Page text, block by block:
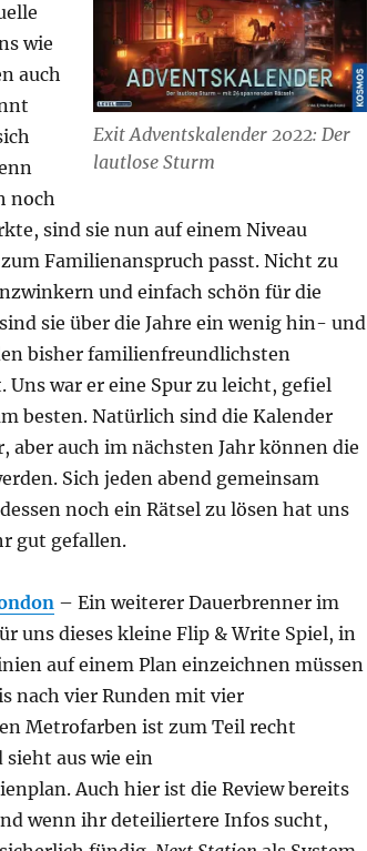
Exit Adventskalender 2022: Der
lautlose Sturm
wie
auch
noch
sind sie nun auf einem Niveau
Familienanspruch passt. Nicht zu
und einfach schön für die
sie über die Jahre ein wenig hin- und
bisher familienfreundlichsten
war er eine Spur zu leicht, gefiel
besten. Natürlich sind die Kalender
auch im nächsten Jahr können die
Sich jeden abend gemeinsam
noch ein Rätsel zu lösen hat uns
gut gefallen.
– Ein weiterer Dauerbrenner im
uns dieses kleine Flip & Write Spiel, in
auf einem Plan einzeichnen müssen
nach vier Runden mit vier
Metrofarben ist zum Teil recht
aus wie ein
Auch hier ist die Review bereits
wenn ihr deteiliertere Infos sucht,